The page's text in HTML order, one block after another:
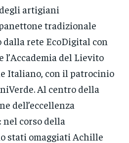
artigiani
tradizionale
dalla rete EcoDigital con
l’Accademia del Lievito
Italiano, con il patrocinio
Al centro della
dell’eccellenza
corso della
stati omaggiati Achille